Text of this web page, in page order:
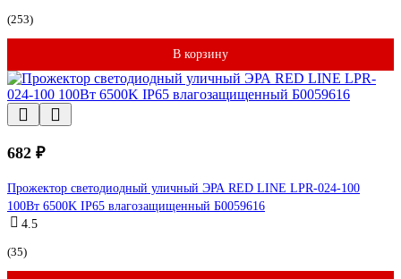
(253)
В корзину
682 ₽
Прожектор светодиодный уличный ЭРА RED LINE LPR-024-100
100Вт 6500K IP65 влагозащищенный Б0059616
4.5
(35)